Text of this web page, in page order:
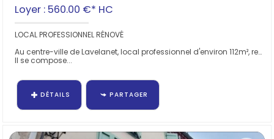
Loyer : 560.00 €* HC
LOCAL PROFESSIONNEL RÉNOVÉ
Au centre-ville de Lavelanet, local professionnel d'environ 112m², renové.
Il se compose...
DÉTAILS PARTAGER